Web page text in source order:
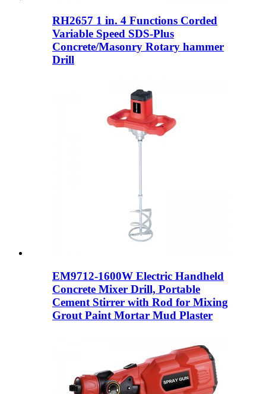
RH2657 1 in. 4 Functions Corded
Variable Speed ​​SDS-Plus
Concrete/Masonry Rotary hammer
Drill
EM9712-1600W Electric Handheld
Concrete Mixer Drill, Portable
Cement Stirrer with Rod for Mixing
Grout Paint Mortar Mud Plaster